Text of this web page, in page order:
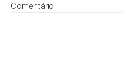
Comentário